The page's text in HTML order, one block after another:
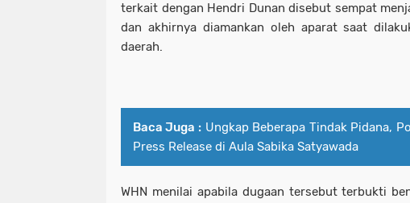
terkait dengan Hendri Dunan disebut sempat
dan akhirnya diamankan oleh aparat saat
daerah.
Baca Juga : Ungkap Beberapa Tindak Pidana,
Press Release di Aula Sabika Satyawada
WHN menilai apabila dugaan tersebut terbukti